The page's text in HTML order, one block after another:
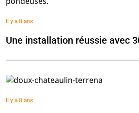
Il y a 8 ans
Une installation réussie avec
Il y a 8 ans